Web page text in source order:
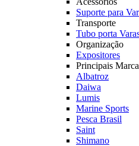
Suporte para
Transporte
Tubo porta
Organização
Expositores
Principais
Albatroz
Daiwa
Lumis
Marine Sports
Pesca Brasil
Saint
Shimano